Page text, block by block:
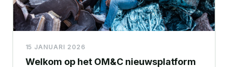
15 JANUARI 2026
Welkom op het OM&C nieuwsplatform